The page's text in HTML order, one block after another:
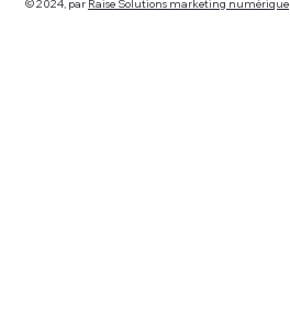
© 2024, par Raise Solutions marketing numérique